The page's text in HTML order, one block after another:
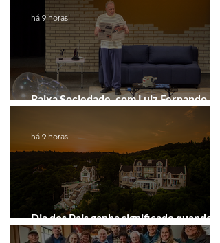
Baixa Sociedade, com Luiz Fernando
Guimarães, chega a Novo Hamburgo
há 9 horas
Dia dos Pais ganha significado quando o
presente é viver experiências juntos
há 9 horas